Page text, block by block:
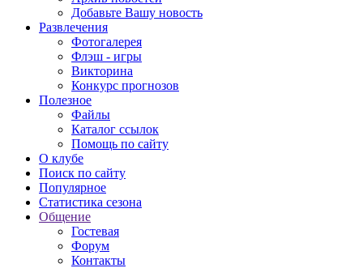
Добавьте Вашу новость
Развлечения
Фотогалерея
Флэш - игры
Викторина
Конкурс прогнозов
Полезное
Файлы
Каталог ссылок
Помощь по сайту
О клубе
Поиск по сайту
Популярное
Статистика сезона
Общение
Гостевая
Форум
Контакты